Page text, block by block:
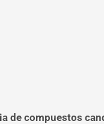
de compuestos